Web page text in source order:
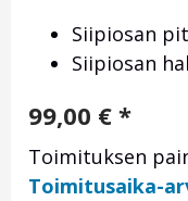
Siipiosan
Siipiosan
99,00 € *
Toimituksen
Toimitusaika-